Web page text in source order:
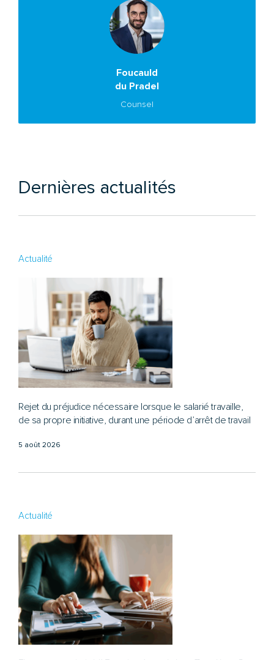
Foucauld
du Pradel
Counsel
Dernières actualités
Actualité
Rejet du préjudice nécessaire lorsque le salarié travaille,
de sa propre initiative, durant une période d’arrêt de travail
5 août 2026
Actualité